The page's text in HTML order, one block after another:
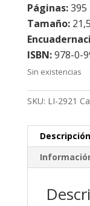
Páginas:395
Tamaño:
ISBN:978-0-
Sin existencias
SKU: LI-2921
Descripción